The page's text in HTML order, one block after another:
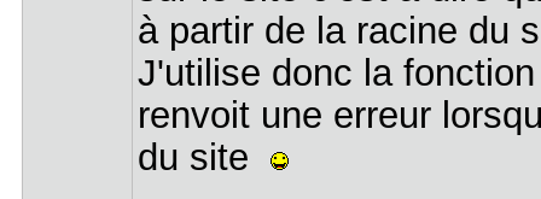
à partir de la racine du
J'utilise donc la
renvoit une erreur
du site